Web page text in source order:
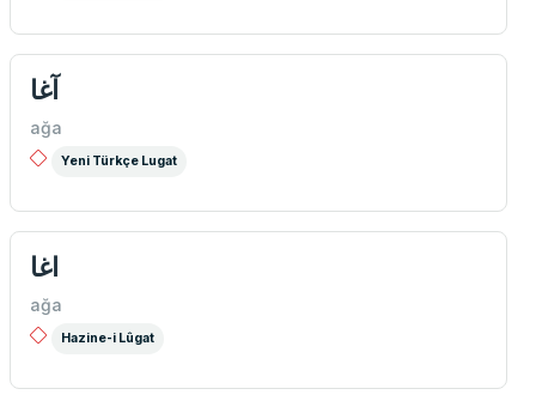
آغا
ağa
Yeni Türkçe Lugat
اغا
ağa
Hazine-i Lûgat